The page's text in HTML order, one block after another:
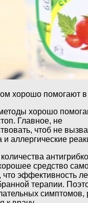
хорошо помогают
хорошо
Главное, не
чтоб не
и аллергические
средство
эффективность
терапии.
симптомов,